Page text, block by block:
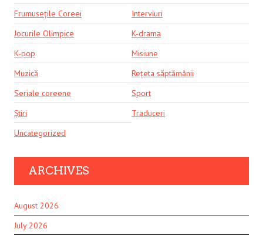
Frumusețile Coreei
Interviuri
Jocurile Olimpice
K-drama
K-pop
Misiune
Muzică
Rețeta săptămânii
Seriale coreene
Sport
Știri
Traduceri
Uncategorized
ARCHIVES
August 2026
July 2026